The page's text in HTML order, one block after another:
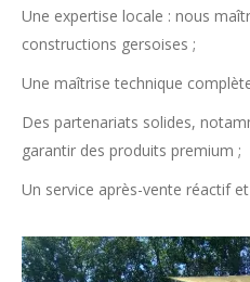
Une expertise locale : nous
constructions gersoises ;
Une maîtrise technique
Des partenariats solides,
garantir des produits premium ;
Un service après-vente réactif